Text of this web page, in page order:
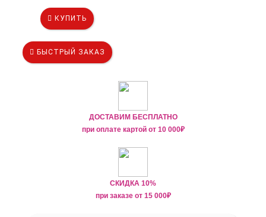
КУПИТЬ
БЫСТРЫЙ ЗАКАЗ
ДОСТАВИМ БЕСПЛАТНО
при оплате картой от 10 000₽
СКИДКА 10%
при заказе от 15 000₽